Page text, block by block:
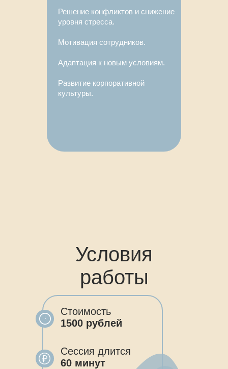
Решение конфликтов и снижение
уровня стресса.
Мотивация сотрудников.
Адаптация к новым условиям.
Развитие корпоративной
культуры.
Условия
работы
Сессия длится
60 минут
Стоимость
1500 рублей